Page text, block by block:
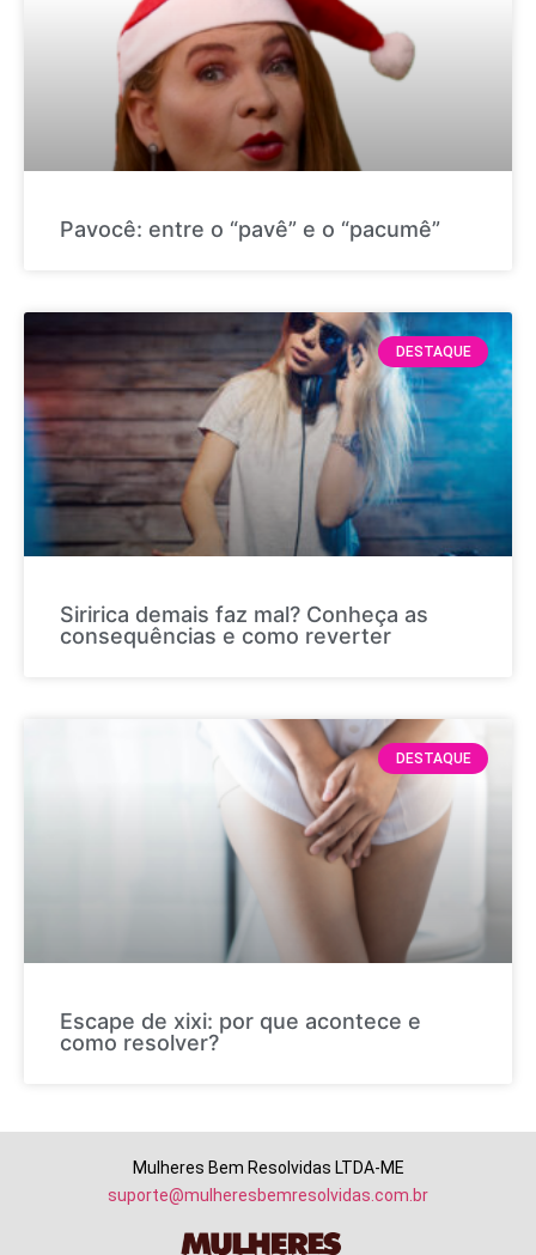
Pavocê: entre o “pavê” e o “pacumê”
DESTAQUE
Siririca demais faz mal? Conheça as
consequências e como reverter
DESTAQUE
Escape de xixi: por que acontece e
como resolver?
Mulheres Bem Resolvidas LTDA-ME
suporte@mulheresbemresolvidas.com.br